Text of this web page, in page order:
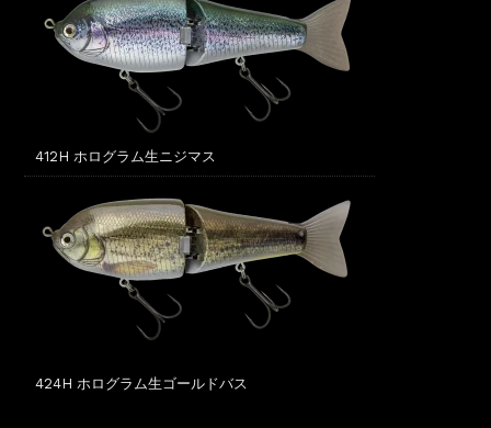
412H ホログラム生ニジマス
424H ホログラム生ゴールドバス